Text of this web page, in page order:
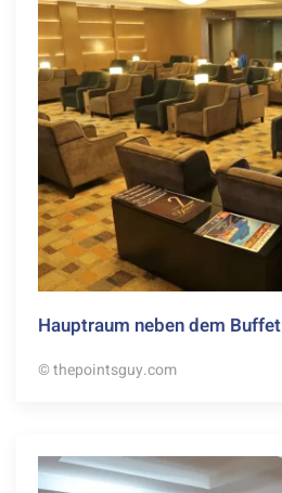
Hauptraum neben dem Buffet
© thepointsguy.com